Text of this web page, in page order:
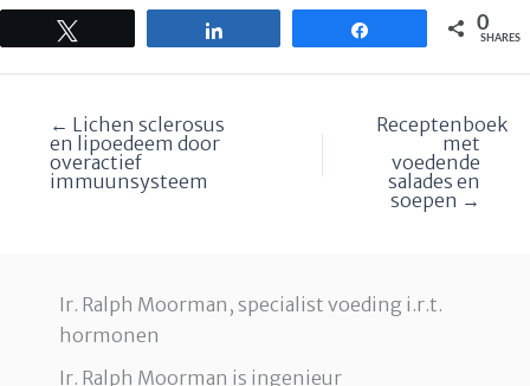
0
SHARES
← Lichen sclerosus
en lipoedeem door
overactief
immuunsysteem
Receptenboek
met
voedende
salades en
soepen →
Ir. Ralph Moorman, specialist voeding i.r.t.
hormonen
Ir. Ralph Moorman is ingenieur